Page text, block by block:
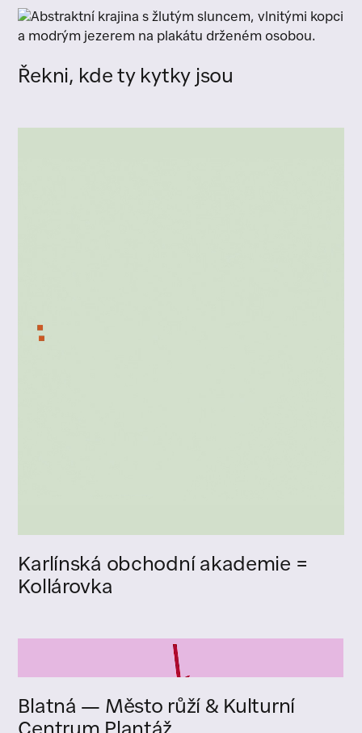
Řekni, kde ty kytky jsou
Karlínská obchodní akademie =
Kollárovka
Blatná — Město růží & Kulturní